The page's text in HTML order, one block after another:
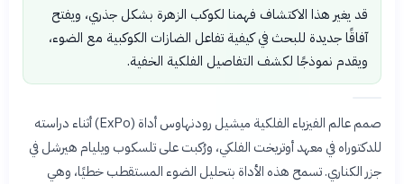
قد يغير هذا الاكتشاف فهمنا لكوكب الزهرة بشكل جذري، ويفتح
آفاقًا جديدة للبحث في كيفية تفاعل الضازات الكوكبية مع الضوء،
ويقدم نموذجًا لكشف التفاصيل الفلكية الخفية.
صمم عالم الفيزياء الفلكية ميشيل رودنهاوس أداة (ExPo) أثناء دراسته
للدكتوراه في معهد أوتريخت الفلكي، ورُكبت على تلسكوب ويليام هيرشل في
جزر الكناري. تسمح هذه الأداة بتحليل الضوء المستقطب خطيًا، وهي